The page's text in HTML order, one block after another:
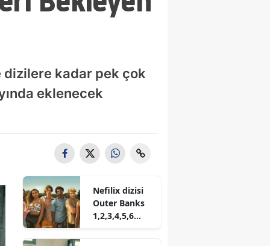
dizilere kadar pek çok
eklenecek
Nefilix dizisi
Outer Banks
1,2,3,4,5,6